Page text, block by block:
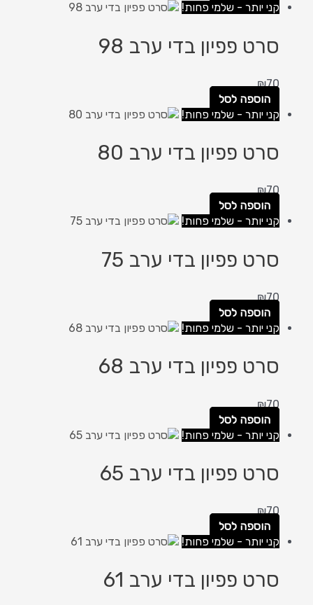
קני יותר - שלמי פחות!
סרט פפיון בדי ערב 98
₪70
הוספה לסל
קני יותר - שלמי פחות!
סרט פפיון בדי ערב 80
₪70
הוספה לסל
קני יותר - שלמי פחות!
סרט פפיון בדי ערב 75
₪70
הוספה לסל
קני יותר - שלמי פחות!
סרט פפיון בדי ערב 68
₪70
הוספה לסל
קני יותר - שלמי פחות!
סרט פפיון בדי ערב 65
₪70
הוספה לסל
קני יותר - שלמי פחות!
סרט פפיון בדי ערב 61